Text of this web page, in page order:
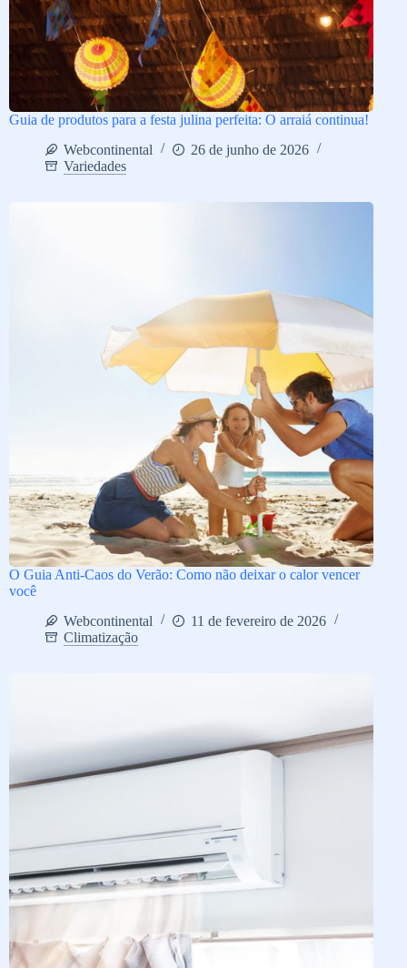
Guia de produtos para a festa julina perfeita: O arraiá continua!
Webcontinental
26 de junho de 2026
Variedades
O Guia Anti-Caos do Verão: Como não deixar o calor vencer
você
Webcontinental
11 de fevereiro de 2026
Climatização